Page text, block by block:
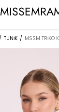
TUNİK MSSM TRİKO